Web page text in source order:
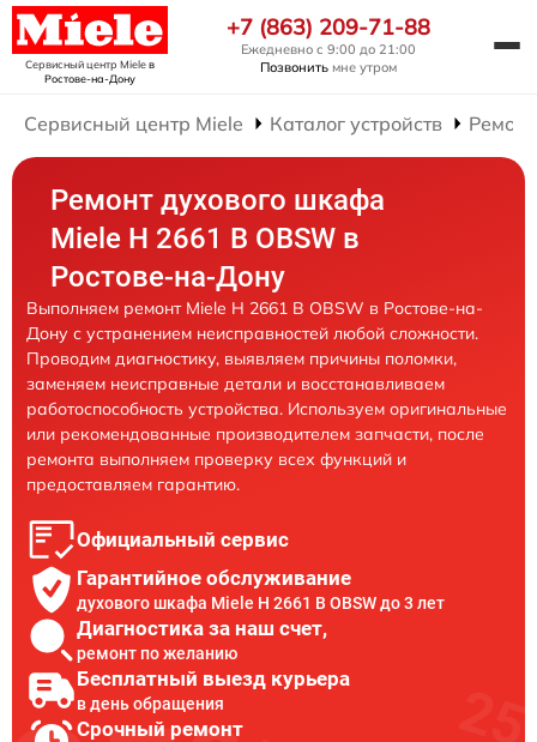
Сервисный центр Mieleв
Ростове-на-Дону
+7 (863) 209-71-88
Ежедневно с 9:00 до 21:00
Позвонить мне утром
Сервисный центр Miele Каталог устройств
Ремонт духового шкафа
Miele H 2661 B OBSW в
Ростове-на-Дону
Выполняем ремонт Miele H 2661 B OBSW в Ростове-на-
Дону с устранением неисправностей любой сложности.
Проводим диагностику, выявляем причины поломки,
заменяем неисправные детали и восстанавливаем
работоспособность устройства. Используем оригинальные
или рекомендованные производителем запчасти, после
ремонта выполняем проверку всех функций и
предоставляем гарантию.
Официальный сервис
Гарантийное обслуживание
духового шкафа Miele H 2661 B OBSW до 3 лет
Диагностика за наш счет,
ремонт по желанию
Бесплатный выезд курьера
в день обращения
Срочный ремонт